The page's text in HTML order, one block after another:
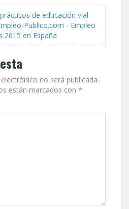
de educación vial
Publico.com - Empleo
2015 en España
no será publicada.
están marcados con *